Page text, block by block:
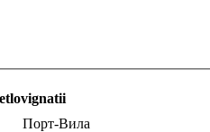
Порт-Вила